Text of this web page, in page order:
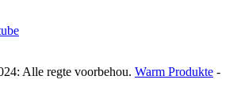
Alle regte voorbehou. Warm Produkte -